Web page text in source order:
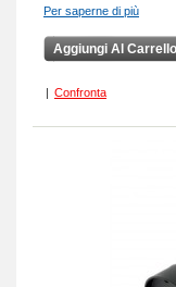
Per saperne di più
Aggiungi Al Carrello
| Confronta